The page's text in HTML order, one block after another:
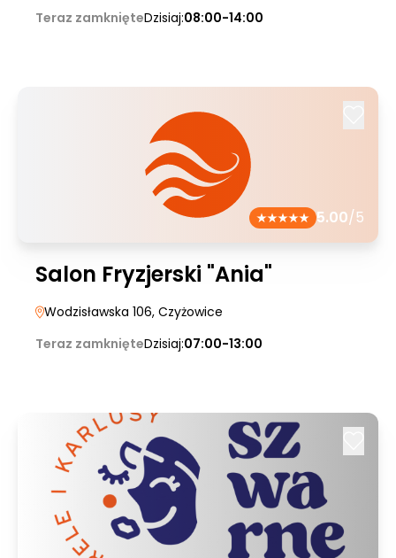
Teraz zamknięteDzisiaj:08:00-14:00
5.00/5
Salon Fryzjerski "Ania"
Wodzisławska 106, Czyżowice
Teraz zamknięteDzisiaj:07:00-13:00